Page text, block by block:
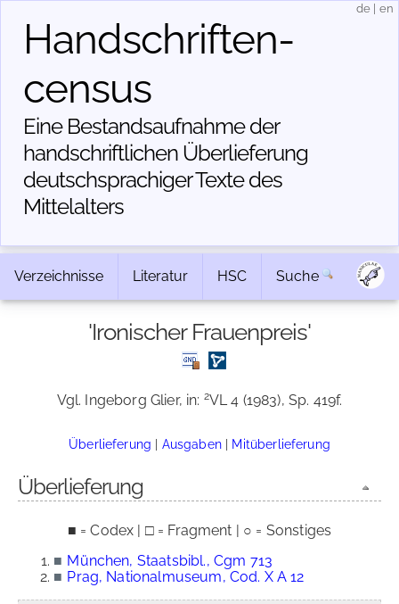
Handschriften­
census
Eine Bestandsaufnahme der
handschriftlichen Über­lieferung
deutschsprachiger Texte des
Mittelalters
de en
Verzeichnisse Literatur HSC Suche
'Ironischer Frauenpreis'
Vgl. Ingeborg Glier, in: 2VL 4 (1983), Sp. 419f.
Überlieferung | Ausgaben| Mitüberlieferung
Überlieferung
■ = Codex | □ = Fragment | ○ = Sonstiges
■ München, Staatsbibl., Cgm 713
■ Prag, Nationalmuseum, Cod. X A 12